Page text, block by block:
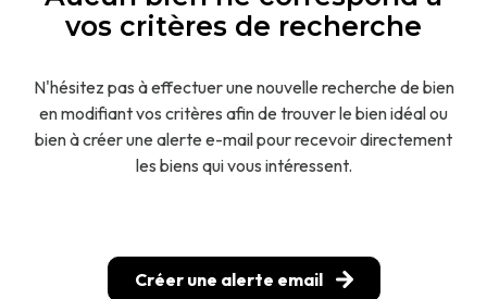
Parrainage
vos critères de recherche
N'hésitez pas à effectuer une nouvelle recherche de bien
en modifiant vos critères afin de trouver le bien idéal ou
bien à créer une alerte e-mail pour recevoir directement
les biens qui vous intéressent.
Créer une alerte email